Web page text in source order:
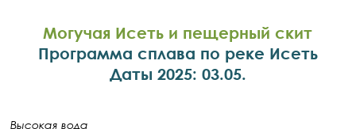
Могучая Исеть и пещерный скит
Программа сплава по реке Исеть
Даты 2025: 03.05.
Высокая вода